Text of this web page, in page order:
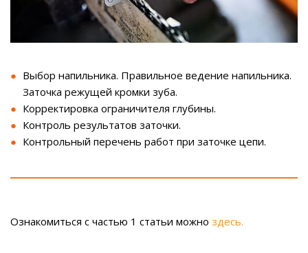
Выбор напильника. Правильное ведение напильника.
Заточка режущей кромки зуба.
Корректировка ограничителя глубины.
Контроль результатов заточки.
Контрольный перечень работ при заточке цепи.
Ознакомиться с частью 1 статьи можно здесь.